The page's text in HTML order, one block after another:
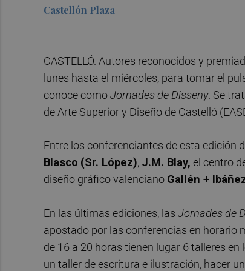
Castellón Plaza
CASTELLÓ. Autores reconocidos y
lunes hasta el miércoles, para tomar el
conoce comoJornades de Disseny. Se
de Arte Superior y Diseño de Castelló
Entre los conferenciantes de esta edición
Blasco (Sr. López), J.M. Blay, el centro
diseño gráfico valenciano Gallén +
En las últimas ediciones, las Jornades de
apostado por las conferencias en horario
de 16 a 20 horas tienen lugar 6 talleres
un taller de escritura e ilustración, hacer